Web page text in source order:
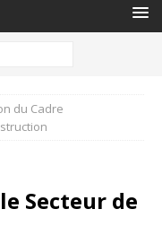
du Cadre
Secteur de